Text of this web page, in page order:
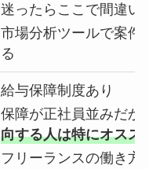
迷ったらここで間違い
市場分析ツールで案件
る
給与保障制度あり
保障が正社員並みだか
向する人は特にオスス
フリーランスの働き方